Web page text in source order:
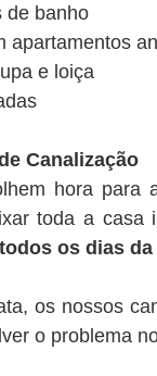
de banho
apartamentos
e loiça
Canalização
hora para
toda a
os dias
os nossos
o problema